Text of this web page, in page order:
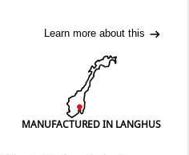
Learn more about this
MANUFACTURED IN LANGHUS